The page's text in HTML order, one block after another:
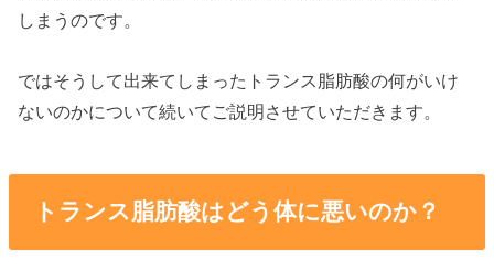
しまうのです。
ではそうして出来てしまったトランス脂肪酸の何がいけ
ないのかについて続いてご説明させていただきます。
トランス脂肪酸はどう体に悪いのか？